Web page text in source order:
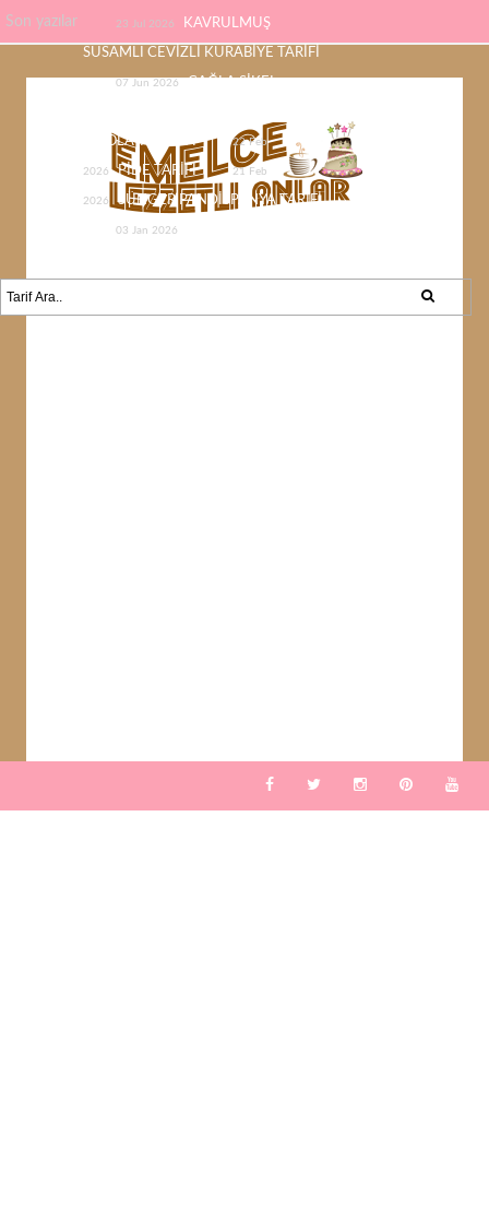
Son yazılar 23 Jul 2026 KAVRULMUŞ
SUSAMLI CEVİZLİ KURABİYE TARİFİ
07 Jun 2026 ÇAĞLA ŞİKEL
ÇİKOLATA TARİFİ 22 Feb
2026 PİDE TARİFİ 21 Feb
2026 SÜNGER PANDİSPANYA TARİFİ
03 Jan 2026